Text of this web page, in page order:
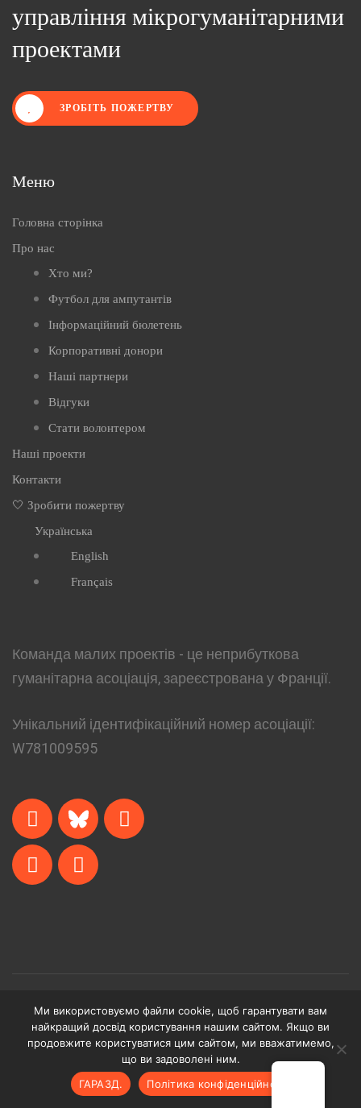
управління мікрогуманітарними
проектами
ЗРОБІТЬ ПОЖЕРТВУ
Меню
Головна сторінка
Про нас
Хто ми?
Футбол для ампутантів
Інформаційний бюлетень
Корпоративні донори
Наші партнери
Відгуки
Стати волонтером
Наші проекти
Контакти
🤍 Зробити пожертву
Українська
English
Français
Команда малих проектів - це неприбуткова
гуманітарна асоціація, зареєстрована у Франції.
Унікальний ідентифікаційний номер асоціації:
W781009595
© Команда малих проектів - 2024
Ми використовуємо файли cookie, щоб гарантувати вам
найкращий досвід користування нашим сайтом. Якщо ви
продовжите користуватися цим сайтом, ми вважатимемо,
що ви задоволені ним.
ГАРАЗД.
Політика конфіденційності